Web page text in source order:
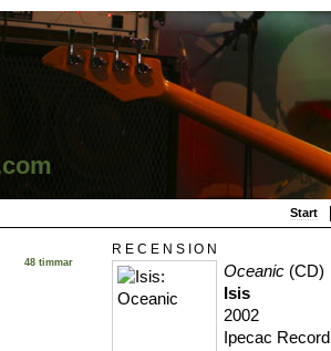
Start
48 timmar
RECENSION
Oceanic (CD)
Isis
2002
Ipecac